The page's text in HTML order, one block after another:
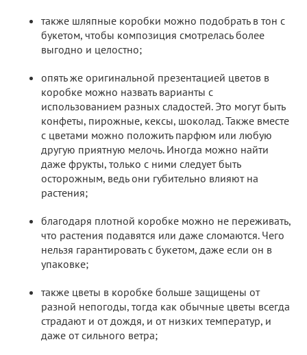
также шляпные коробки можно подобрать в тон с
букетом, чтобы композиция смотрелась более
выгодно и целостно;
опять же оригинальной презентацией цветов в
коробке можно назвать варианты с
использованием разных сладостей. Это могут быть
конфеты, пирожные, кексы, шоколад. Также вместе
с цветами можно положить парфюм или любую
другую приятную мелочь. Иногда можно найти
даже фрукты, только с ними следует быть
осторожным, ведь они губительно влияют на
растения;
благодаря плотной коробке можно не переживать,
что растения подавятся или даже сломаются. Чего
нельзя гарантировать с букетом, даже если он в
упаковке;
также цветы в коробке больше защищены от
разной непогоды, тогда как обычные цветы всегда
страдают и от дождя, и от низких температур, и
даже от сильного ветра;